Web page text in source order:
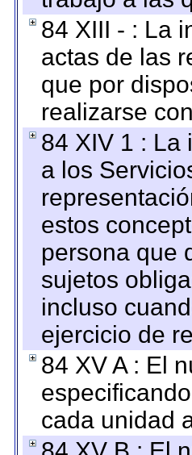
84 XIII - : La
actas de las
que por
realizarse
84 XIV 1 : La
a los
estos
persona que
sujetos
incluso
ejercicio de
84 XV A : El
cada unidad